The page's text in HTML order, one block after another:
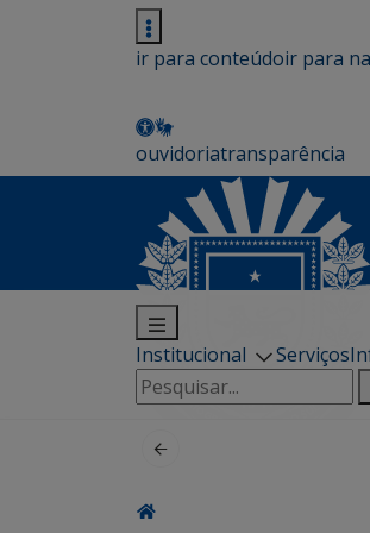
ir para conteúdoir para
ouvidoriatransparência
Institucional Serviços
Pesquisar
por: